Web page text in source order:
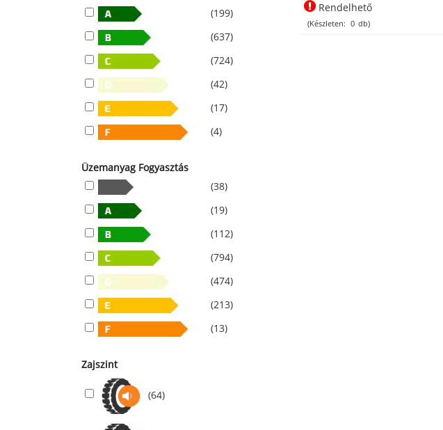
(199)
(637)
(724)
(42)
(17)
(4)
Üzemanyag Fogyasztás
(38)
(19)
(112)
(794)
(474)
(213)
(13)
Zajszint
(64)
Rendelhető
(Készleten: 0 db)